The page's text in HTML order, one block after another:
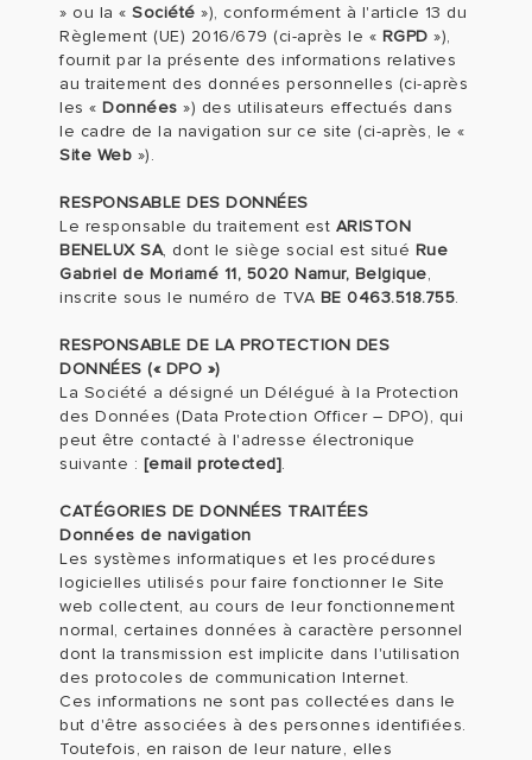
» ou la « Société »), conformément à l'article 13 du
Règlement (UE) 2016/679 (ci-après le « RGPD »),
fournit par la présente des informations relatives
au traitement des données personnelles (ci-après
les « Données ») des utilisateurs effectués dans
le cadre de la navigation sur ce site (ci-après, le «
Site Web »).
RESPONSABLE DES DONNÉES
Le responsable du traitement est ARISTON
BENELUX SA, dont le siège social est situé Rue
Gabriel de Moriamé 11, 5020 Namur, Belgique,
inscrite sous le numéro de TVA BE 0463.518.755.
RESPONSABLE DE LA PROTECTION DES
DONNÉES (« DPO »)
La Société a désigné un Délégué à la Protection
des Données (Data Protection Officer – DPO), qui
peut être contacté à l'adresse électronique
suivante : [email protected].
CATÉGORIES DE DONNÉES TRAITÉES
Données de navigation
Les systèmes informatiques et les procédures
logicielles utilisés pour faire fonctionner le Site
web collectent, au cours de leur fonctionnement
normal, certaines données à caractère personnel
dont la transmission est implicite dans l'utilisation
des protocoles de communication Internet.
Ces informations ne sont pas collectées dans le
but d'être associées à des personnes identifiées.
Toutefois, en raison de leur nature, elles